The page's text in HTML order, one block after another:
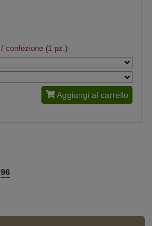
/ confezione (1 pz.)
Aggiungi al carrello
96